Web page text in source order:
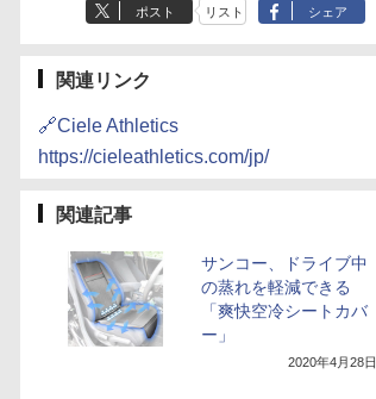
ポスト リスト シェア
関連リンク
🔗Ciele Athletics
https://cieleathletics.com/jp/
関連記事
サンコー、ドライブ中
の蒸れを軽減できる
「爽快空冷シートカバ
ー」
2020年4月28日